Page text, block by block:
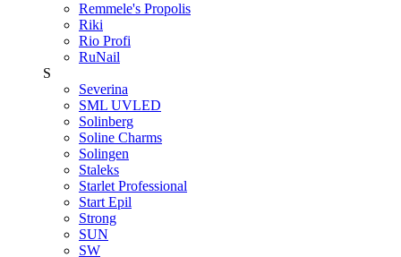
Remmele's Propolis
Riki
Rio Profi
RuNail
S
Severina
SML UVLED
Solinberg
Soline Charms
Solingen
Staleks
Starlet Professional
Start Epil
Strong
SUN
SW